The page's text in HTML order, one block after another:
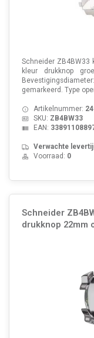
Schneider ZB4BW33
kleur drukknop
gemarkeerd. Type
Artikelnummer:
SKU: ZB4BW33
EAN:
Verwachte
Voorraad: 0
Schneider
drukknop 22mm